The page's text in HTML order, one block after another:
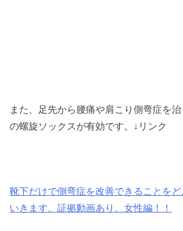
また、足先から腰痛や肩こり側弯症を
の螺旋ソックスが有効です。↓リンク
靴下だけで側弯症を改善できることを
いきます。証拠動画あり。女性編！！